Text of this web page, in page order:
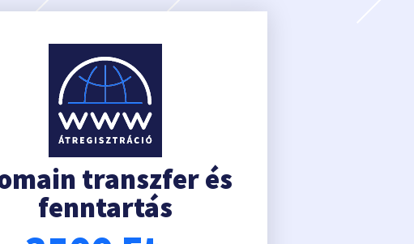
transzfer és
fenntartás